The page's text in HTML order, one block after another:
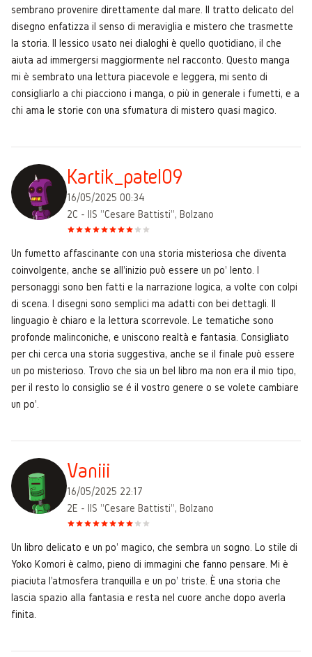
sembrano provenire direttamente dal mare. Il tratto delicato del
disegno enfatizza il senso di meraviglia e mistero che trasmette
la storia. Il lessico usato nei dialoghi è quello quotidiano, il che
aiuta ad immergersi maggiormente nel racconto. Questo manga
mi è sembrato una lettura piacevole e leggera, mi sento di
consigliarlo a chi piacciono i manga, o più in generale i fumetti, e a
chi ama le storie con una sfumatura di mistero quasi magico.
Kartik_patel09
16/05/2025 00:34
2C - IIS "Cesare Battisti", Bolzano
Un fumetto affascinante con una storia misteriosa che diventa
coinvolgente, anche se all'inizio può essere un po' lento. I
personaggi sono ben fatti e la narrazione logica, a volte con colpi
di scena. I disegni sono semplici ma adatti con bei dettagli. Il
linguagio è chiaro e la lettura scorrevole. Le tematiche sono
profonde malinconiche, e uniscono realtà e fantasia. Consigliato
per chi cerca una storia suggestiva, anche se il finale può essere
un po misterioso. Trovo che sia un bel libro ma non era il mio tipo,
per il resto lo consiglio se é il vostro genere o se volete cambiare
un po'.
Vaniii
16/05/2025 22:17
2E - IIS "Cesare Battisti", Bolzano
Un libro delicato e un po' magico, che sembra un sogno. Lo stile di
Yoko Komori è calmo, pieno di immagini che fanno pensare. Mi è
piaciuta l'atmosfera tranquilla e un po' triste. È una storia che
lascia spazio alla fantasia e resta nel cuore anche dopo averla
finita.